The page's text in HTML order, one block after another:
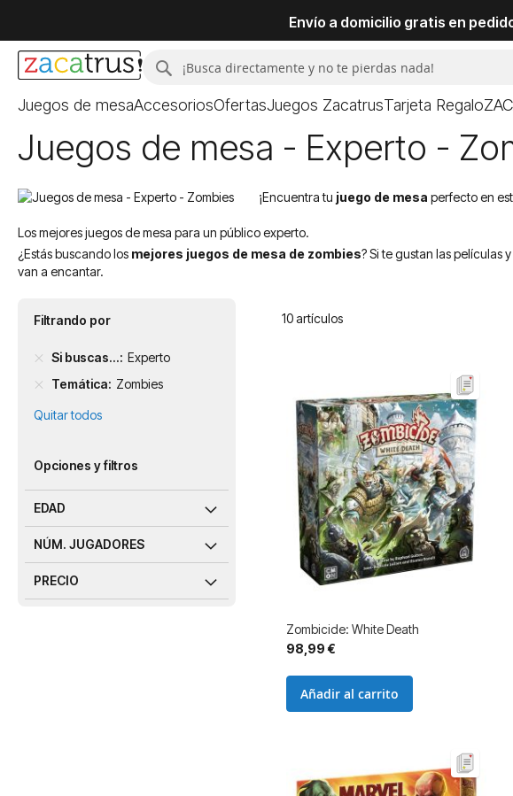
Envío a domicilio gratis en
Buscar
Juegos de mesaAccesoriosOfertasJuegos ZacatrusTarjeta Regalo
Juegos de mesa - Experto -
¡Encuentra tu juego de mesa perfecto en
Los mejores juegos de mesa para un público experto.
¿Estás buscando los mejores juegos de mesa de zombies? Si te gustan las películas
van a encantar.
10artículos
Zombicide: White Death
98,99 €
Añadir al carrito
Filtrando por
Si buscas... Experto
Temática
Zombies
Quitar todos
Opciones y filtros
EDAD
NÚM. JUGADORES
PRECIO